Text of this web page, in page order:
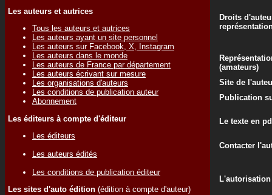
Les auteurs et autrices
Tous les auteurs et autrices
Les auteurs ayant un site personnel
Les auteurs sur Facebook, X, Instagram
Les auteurs dans le monde
Les auteurs de France par département
Les auteurs écrivant sur mesure
Les organisations d'auteurs
Les conditions de publication auteur
Abonnement
Les éditeurs à compte d'éditeur
Les éditeurs
Les auteurs édités
Les conditions de publication éditeur
Les sites d'auto édition (édition à compte d'auteur)
Droits
(amateurs)
Site de
Publication
Le texte en
Contacter
L'autorisation